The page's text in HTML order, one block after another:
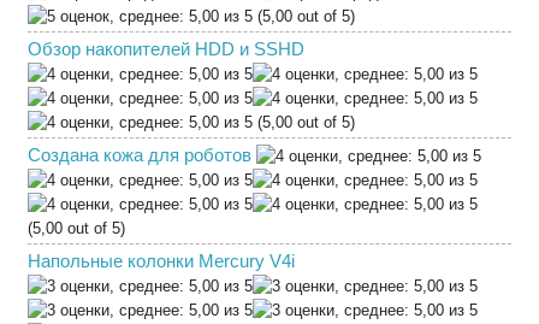
(5,00 out of 5)
Обзор накопителей HDD и SSHD
(5,00 out of 5)
Создана кожа для роботов
(5,00 out of 5)
Напольные колонки Mercury V4i